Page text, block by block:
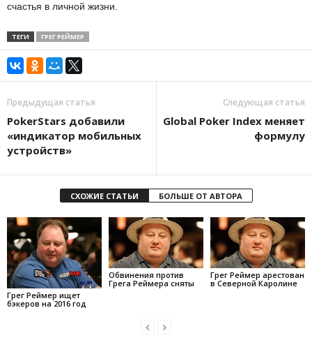
счастья в личной жизни.
ТЕГИ ГРЕГ РЕЙМЕР
Предыдущая статья
PokerStars добавили
«индикатор мобильных
устройств»
Следующая статья
Global Poker Index меняет
формулу
СХОЖИЕ СТАТЬИ БОЛЬШЕ ОТ АВТОРА
Грег Реймер ищет
бэкеров на 2016 год
Обвинения против
Грега Реймера сняты
Грег Реймер арестован
в Северной Каролине